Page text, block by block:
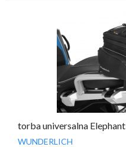
torba universalna
WUNDERLICH